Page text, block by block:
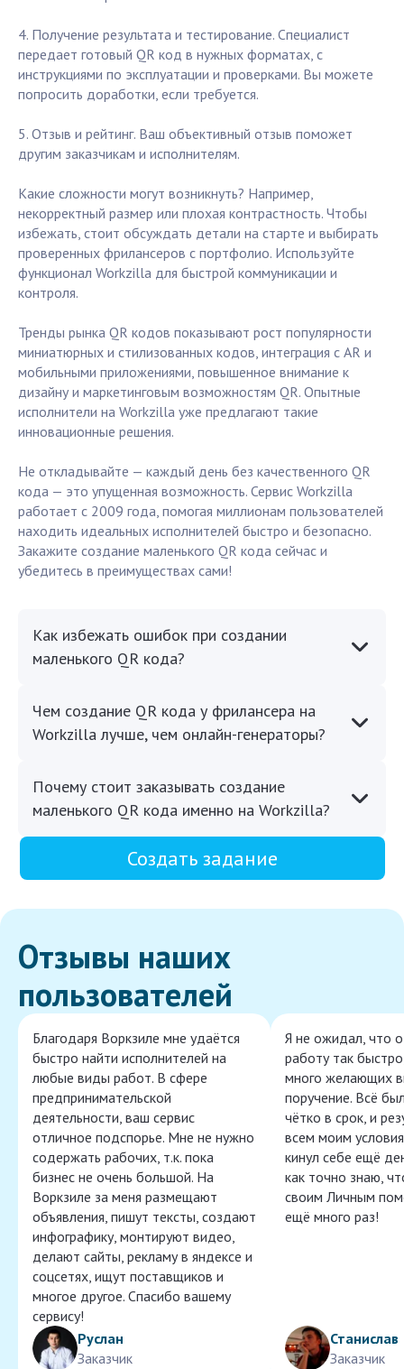
4. Получение результата и тестирование. Специалист
передает готовый QR код в нужных форматах, с
инструкциями по эксплуатации и проверками. Вы можете
попросить доработки, если требуется.
5. Отзыв и рейтинг. Ваш объективный отзыв поможет
другим заказчикам и исполнителям.
Какие сложности могут возникнуть? Например,
некорректный размер или плохая контрастность. Чтобы
избежать, стоит обсуждать детали на старте и выбирать
проверенных фрилансеров с портфолио. Используйте
функционал Workzilla для быстрой коммуникации и
контроля.
Тренды рынка QR кодов показывают рост популярности
миниатюрных и стилизованных кодов, интеграция с AR и
мобильными приложениями, повышенное внимание к
дизайну и маркетинговым возможностям QR. Опытные
исполнители на Workzilla уже предлагают такие
инновационные решения.
Не откладывайте — каждый день без качественного QR
кода — это упущенная возможность. Сервис Workzilla
работает с 2009 года, помогая миллионам пользователей
находить идеальных исполнителей быстро и безопасно.
Закажите создание маленького QR кода сейчас и
убедитесь в преимуществах сами!
Как избежать ошибок при создании
маленького QR кода?
Чем создание QR кода у фрилансера на
Workzilla лучше, чем онлайн-генераторы?
Почему стоит заказывать создание
маленького QR кода именно на Workzilla?
Создать задание
Отзывы наших
пользователей
Благодаря Воркзиле мне удаётся
быстро найти исполнителей на
любые виды работ. В сфере
предпринимательской
деятельности, ваш сервис
отличное подспорье. Мне не нужно
содержать рабочих, т.к. пока
бизнес не очень большой. На
Воркзиле за меня размещают
объявления, пишут тексты, создают
инфографику, монтируют видео,
делают сайты, рекламу в яндексе и
соцсетях, ищут поставщиков и
многое другое. Спасибо вашему
сервису!
Руслан
Заказчик
Я не ожидал, что
работу так
много желающих
поручение. Всё
чётко в срок, и
всем моим
кинул себе ещё
как точно знаю,
своим Личным
ещё много раз!
Станислав
Заказчик